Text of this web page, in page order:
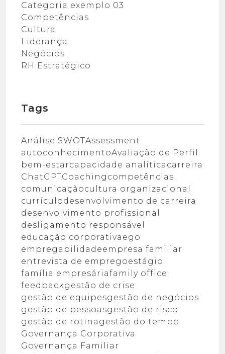
Categoria exemplo 03
Competências
Cultura
Liderança
Negócios
RH Estratégico
Tags
Análise SWOTAssessment
autoconhecimentoAvaliação de Perfil
bem-estarcapacidade analítica carreira
ChatGPTCoaching competências
comunicaçãocultura organizacional
currículodesenvolvimento de carreira
desenvolvimento profissional
desligamento responsável
educação corporativa ego
empregabilidadeempresa familiar
entrevista de empregoestágio
família empresáriafamily office
feedbackgestão de crise
gestão de equipesgestão de negócios
gestão de pessoasgestão de risco
gestão de rotina gestão do tempo
Governança Corporativa
Governança Familiar